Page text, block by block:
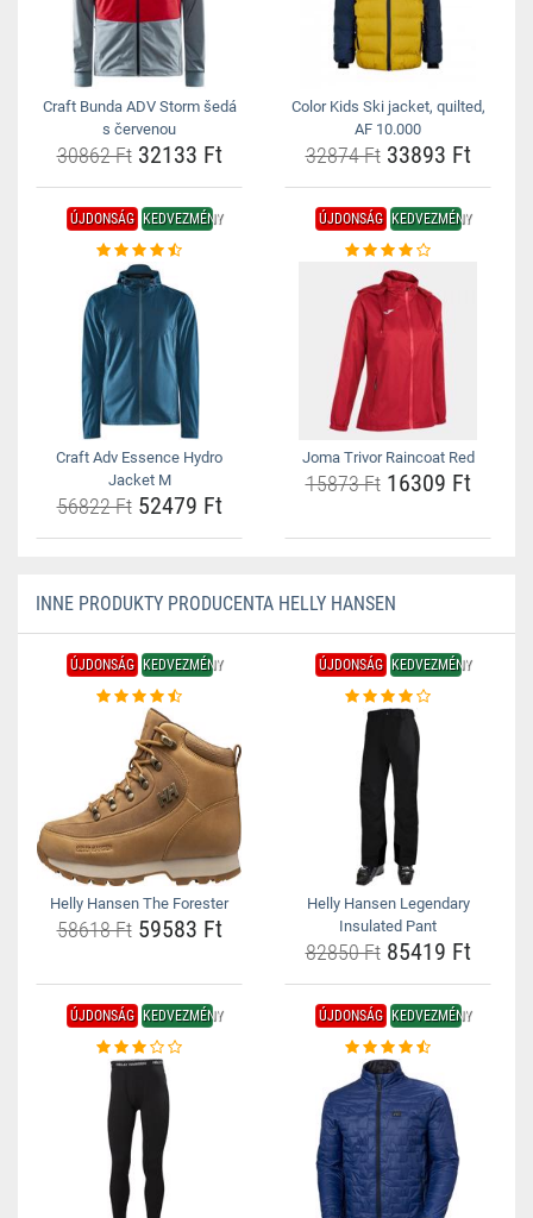
Craft Bunda ADV Storm šedá
s červenou
30862 Ft32133 Ft
Color Kids Ski jacket, quilted,
AF 10.000
32874 Ft33893 Ft
ÚJDONSÁG KEDVEZMÉNY
Craft Adv Essence Hydro
Jacket M
56822 Ft52479 Ft
ÚJDONSÁG KEDVEZMÉNY
Joma Trivor Raincoat Red
15873 Ft16309 Ft
INNE PRODUKTY PRODUCENTA HELLY HANSEN
ÚJDONSÁG KEDVEZMÉNY
Helly Hansen The Forester
58618 Ft59583 Ft
ÚJDONSÁG KEDVEZMÉNY
Helly Hansen Legendary
Insulated Pant
82850 Ft85419 Ft
ÚJDONSÁG KEDVEZMÉNY ÚJDONSÁG KEDVEZMÉNY